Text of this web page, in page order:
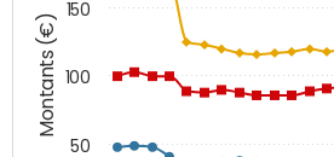
Montants (€)
50
100
150